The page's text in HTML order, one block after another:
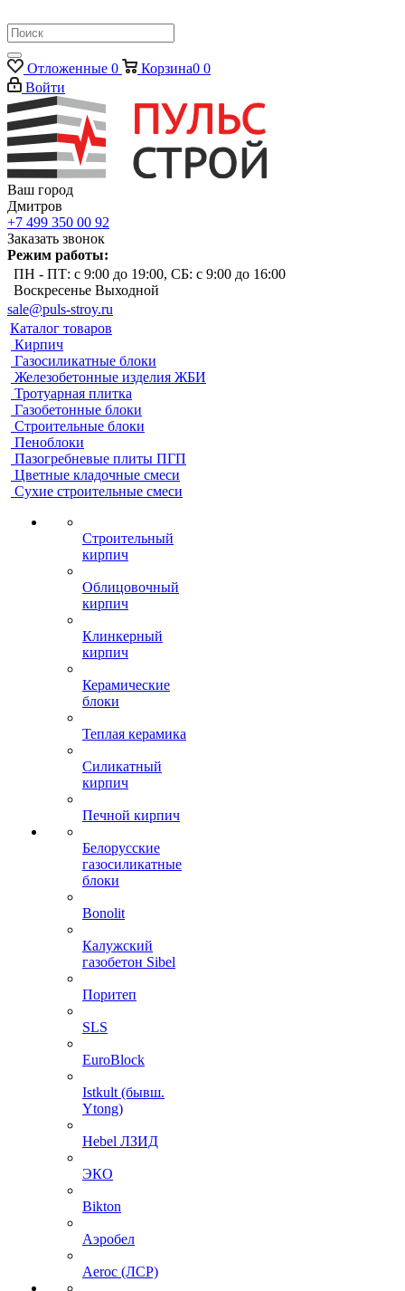
Отложенные 0 Корзина0 0
Войти
Ваш город
Дмитров
+7 499 350 00 92
Заказать звонок
Режим работы:
ПН - ПТ: с 9:00 до 19:00, СБ: с 9:00 до 16:00
Воскресенье Выходной
sale@puls-stroy.ru
Каталог товаров
Кирпич
Газосиликатные блоки
Железобетонные изделия ЖБИ
Тротуарная плитка
Газобетонные блоки
Строительные блоки
Пеноблоки
Пазогребневые плиты ПГП
Цветные кладочные смеси
Сухие строительные смеси
Строительный
кирпич
Облицовочный
кирпич
Клинкерный
кирпич
Керамические
блоки
Теплая керамика
Силикатный
кирпич
Печной кирпич
Белорусские
газосиликатные
блоки
Bonolit
Калужский
газобетон Sibel
Поритеп
SLS
EuroBlock
Istkult (бывш.
Ytong)
Hebel ЛЗИД
ЭКО
Bikton
Аэробел
Aeroc (ЛСР)